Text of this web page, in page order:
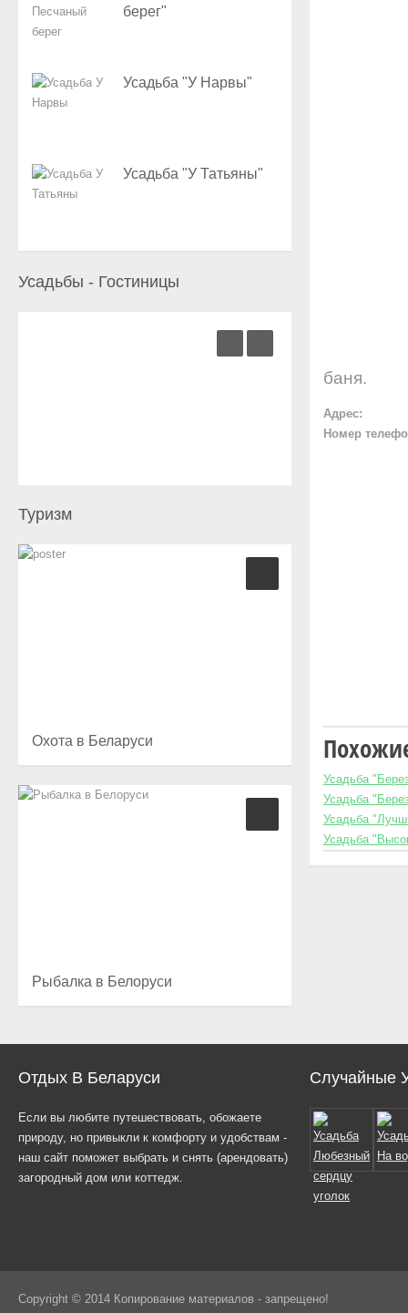
баня.
Адрес:
Номер
Усадьба
Усадьба
Усадьба
Усадьба
берег"
Усадьба "У Нарвы"
Усадьба "У Татьяны"
Усадьбы - Гостиницы
Туризм
Охота в Беларуси
Рыбалка в Белоруси
Отдых В Беларуси
Если вы любите путешествовать, обожаете
природу, но привыкли к комфорту и удобствам -
наш сайт поможет выбрать и снять (арендовать)
загородный дом или коттедж.
Случайные
Copyright © 2014 Копирование материалов - запрещено!